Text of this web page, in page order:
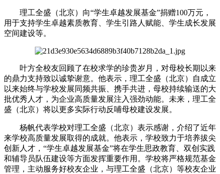
理工全盛（北京）向“学生卓越发展基金”捐赠100万元，
用于支持学生卓越素质教育、学生引路人赋能、学生成长发展
空间建设等。
叶方全校友回顾了在校求学的珍贵岁月，对母校长期以来
的鼎力支持致以诚挚谢意。他表示，理工全盛（北京）自成立
以来始终与学校发展同频共振、携手共进，母校持续输送的大
批优秀人才，为企业高质量发展注入强劲动能。未来，理工全
盛（北京）将以更多实际行动反哺母校建设发展。
杨帆代表学校对理工全盛（北京）表示感谢，介绍了近年
来学校高质量发展取得的成就。他表示，学校致力于培养拔尖
创新人才，“学生卓越发展基金”将在学生思政教育、双创实践
和辅导员队伍建设等方面发挥重要作用。学校将严格规范基金
管理，主动服务好校友企业，与理工全盛（北京）等校友企业